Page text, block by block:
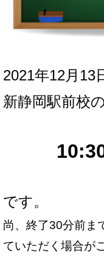
2021年12月13
新静岡駅前校
です。
尚、終了30分前ま
ていただく場合が